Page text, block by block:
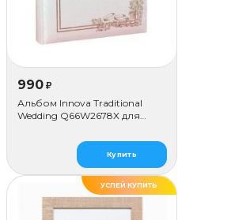
990 ₽
Альбом Innova Traditional
Wedding Q66W2678X для
Купить
УСПЕЙ КУПИТЬ